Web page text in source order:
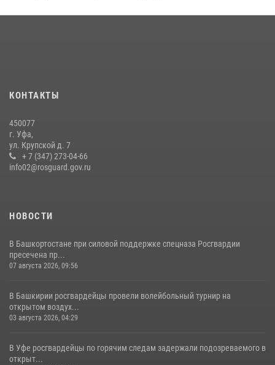
В Башкортостане спецподразделения Росгвардии отработали
навыки беспарашютного десантирования
28 июля 2026, 11:10
КОНТАКТЫ
450077
г. Уфа,
ул. Крупской д. 7
+ 7 (347) 273-04-66
info02@rosguard.gov.ru
НОВОСТИ
В Башкортостане при силовой поддержке спецназа Росгвардии
пресечена пр...
07 августа 2026, 09:56
В Башкирии росгвардейцы провели волейбольный турнир на
открытом воздух...
03 августа 2026, 04:29
В Уфе росгвардейцы по горячим следам задержали подозреваемого в
открыт...